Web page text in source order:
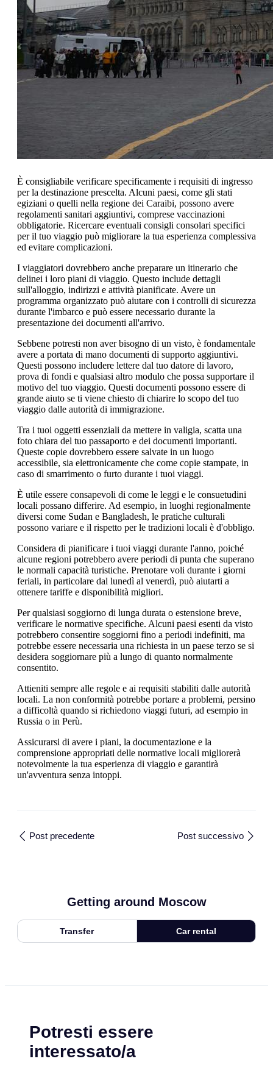
È consigliabile verificare specificamente i requisiti di ingresso
per la destinazione prescelta. Alcuni paesi, come gli stati
egiziani o quelli nella regione dei Caraibi, possono avere
regolamenti sanitari aggiuntivi, comprese vaccinazioni
obbligatorie. Ricercare eventuali consigli consolari specifici
per il tuo viaggio può migliorare la tua esperienza complessiva
ed evitare complicazioni.
I viaggiatori dovrebbero anche preparare un itinerario che
delinei i loro piani di viaggio. Questo include dettagli
sull'alloggio, indirizzi e attività pianificate. Avere un
programma organizzato può aiutare con i controlli di sicurezza
durante l'imbarco e può essere necessario durante la
presentazione dei documenti all'arrivo.
Sebbene potresti non aver bisogno di un visto, è fondamentale
avere a portata di mano documenti di supporto aggiuntivi.
Questi possono includere lettere dal tuo datore di lavoro,
prova di fondi e qualsiasi altro modulo che possa supportare il
motivo del tuo viaggio. Questi documenti possono essere di
grande aiuto se ti viene chiesto di chiarire lo scopo del tuo
viaggio dalle autorità di immigrazione.
Tra i tuoi oggetti essenziali da mettere in valigia, scatta una
foto chiara del tuo passaporto e dei documenti importanti.
Queste copie dovrebbero essere salvate in un luogo
accessibile, sia elettronicamente che come copie stampate, in
caso di smarrimento o furto durante i tuoi viaggi.
È utile essere consapevoli di come le leggi e le consuetudini
locali possano differire. Ad esempio, in luoghi regionalmente
diversi come Sudan e Bangladesh, le pratiche culturali
possono variare e il rispetto per le tradizioni locali è d'obbligo.
Considera di pianificare i tuoi viaggi durante l'anno, poiché
alcune regioni potrebbero avere periodi di punta che superano
le normali capacità turistiche. Prenotare voli durante i giorni
feriali, in particolare dal lunedì al venerdì, può aiutarti a
ottenere tariffe e disponibilità migliori.
Per qualsiasi soggiorno di lunga durata o estensione breve,
verificare le normative specifiche. Alcuni paesi esenti da visto
potrebbero consentire soggiorni fino a periodi indefiniti, ma
potrebbe essere necessaria una richiesta in un paese terzo se si
desidera soggiornare più a lungo di quanto normalmente
consentito.
Attieniti sempre alle regole e ai requisiti stabiliti dalle autorità
locali. La non conformità potrebbe portare a problemi, persino
a difficoltà quando si richiedono viaggi futuri, ad esempio in
Russia o in Perù.
Assicurarsi di avere i piani, la documentazione e la
comprensione appropriati delle normative locali migliorerà
notevolmente la tua esperienza di viaggio e garantirà
un'avventura senza intoppi.
Post precedente Post successivo
Getting around Moscow
Transfer Car rental
Potresti essere
interessato/a